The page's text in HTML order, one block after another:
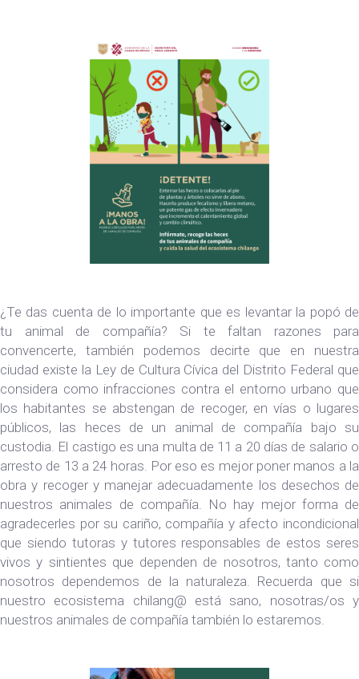
¿Te das cuenta de lo importante que es levantar la popó de
tu animal de compañía? Si te faltan razones para
convencerte, también podemos decirte que en nuestra
ciudad existe la Ley de Cultura Cívica del Distrito Federal que
considera como infracciones contra el entorno urbano que
los habitantes se abstengan de recoger, en vías o lugares
públicos, las heces de un animal de compañía bajo su
custodia. El castigo es una multa de 11 a 20 días de salario o
arresto de 13 a 24 horas. Por eso es mejor poner manos a la
obra y recoger y manejar adecuadamente los desechos de
nuestros animales de compañía. No hay mejor forma de
agradecerles por su cariño, compañía y afecto incondicional
que siendo tutoras y tutores responsables de estos seres
vivos y sintientes que dependen de nosotros, tanto como
nosotros dependemos de la naturaleza. Recuerda que si
nuestro ecosistema chilang@ está sano, nosotras/os y
nuestros animales de compañía también lo estaremos.